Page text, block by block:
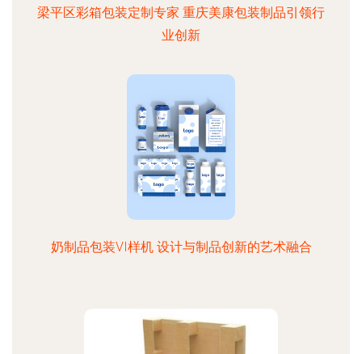
梁平区彩箱包装定制专家 重庆美康包装制品引领行
业创新
奶制品包装VI样机 设计与制品创新的艺术融合